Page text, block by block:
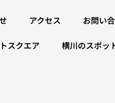
アクセス お問い
スクエア 横川のスポッ